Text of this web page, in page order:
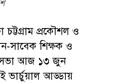
চট্টগ্রাম প্রকৌশল ও
সাবেক শিক্ষক ও
সভা আজ ১৩ জুন
ভার্চুয়াল আড্ডায়